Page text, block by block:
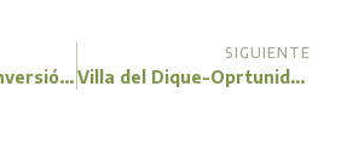
Villa del Dique – ¡Inversión Estratégica en Esquina!
SIGUIENTE
Villa del Dique-Oprtunidad Unica.